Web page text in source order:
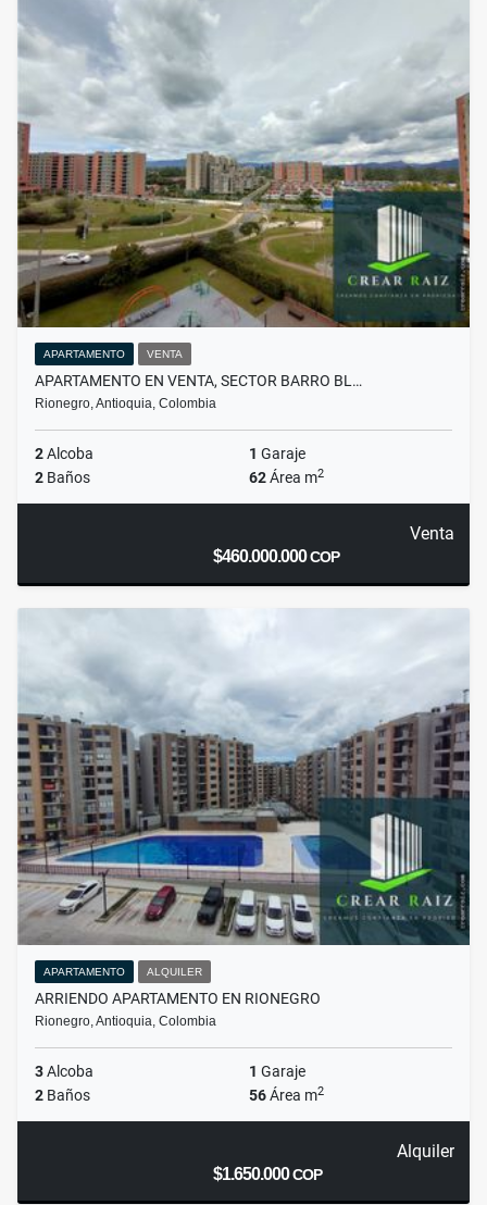
APARTAMENTO VENTA
APARTAMENTO EN VENTA, SECTOR BARRO BL…
Rionegro, Antioquia, Colombia
2Alcoba 1 Garaje
2 Baños 62Área m2
Venta
$460.000.000COP
APARTAMENTO ALQUILER
ARRIENDO APARTAMENTO EN RIONEGRO
Rionegro, Antioquia, Colombia
3Alcoba 1 Garaje
2 Baños 56Área m2
Alquiler
$1.650.000COP